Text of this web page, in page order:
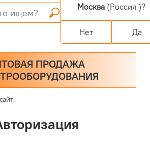
Войти
Регистрация
Корзина
0 позиций
Персональный раздел
ПРОДАЖА
Москва (Россия )?
Нет Да